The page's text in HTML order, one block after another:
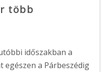
több
időszakban a
egészen a Párbeszédig